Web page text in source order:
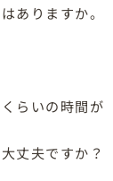
ありますか。
らいの時間が
丈夫ですか？